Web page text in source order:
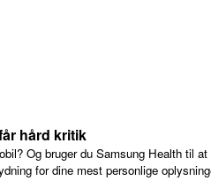
hård kritik
Og bruger du Samsung Health til
for dine mest personlige